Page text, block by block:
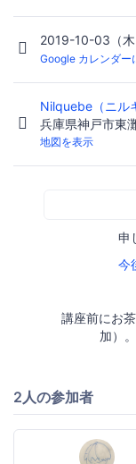
2019-10-03（
Google カレンダー
Nilquebe（ニ
兵庫県神戸市東
地図を表示
申
今
講座前にお
加）
2人の参加者